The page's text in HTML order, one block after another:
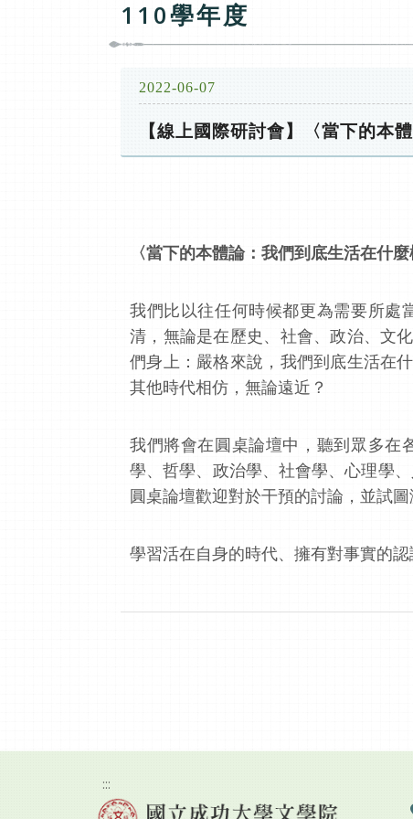
110學年度
2022-06-07
【線上國際研討會】〈當下的本
〈當下的本體論：我們到底生活在什麼
我們比以往任何時候都更為需要所處
清，無論是在歷史、社會、政治、文
們身上：嚴格來說，我們到底生活在
其他時代相仿，無論遠近？
我們將會在圓桌論壇中，聽到眾多在
學、哲學、政治學、社會學、心理學
圓桌論壇歡迎對於干預的討論，並試
學習活在自身的時代、擁有對事實的
:::